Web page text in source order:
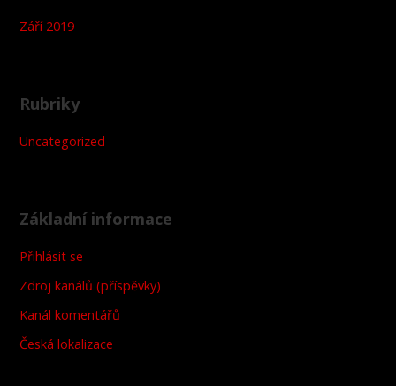
Září 2019
Rubriky
Uncategorized
Základní informace
Přihlásit se
Zdroj kanálů (příspěvky)
Kanál komentářů
Česká lokalizace